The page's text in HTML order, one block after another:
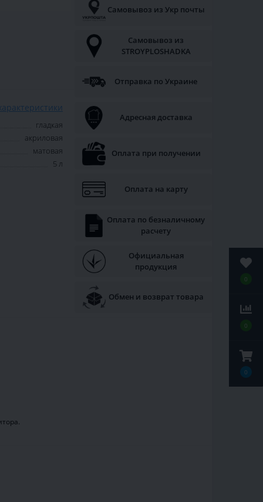
0
0
0
гладкая
акриловая
матовая
5 л
Самовывоз из Укр почты
Самовывоз из
STROYPLOSHADKA
Отправка по Украине
Адресная доставка
Оплата при получении
Оплата на карту
Оплата по безналичному
расчету
Официальная
продукция
Обмен и возврат товара